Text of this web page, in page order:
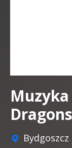
Bydgoszcz